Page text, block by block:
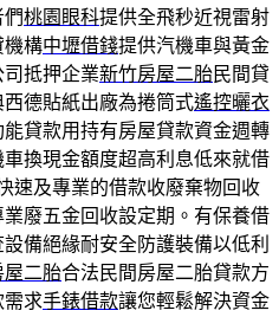
桃園眼科提供全飛秒近視雷射
機構中壢借錢提供汽機車與黃金
抵押企業新竹房屋二胎民間貸
德貼紙出廠為捲筒式遙控曬衣
貸款用持有房屋貸款資金週轉
換現金額度超高利息低來就借
速及專業的借款收廢棄物回收
業廢五金回收設定期。有保養借
設備絕緣耐安全防護裝備以低利
屋二胎合法民間房屋二胎貸款方
求手錶借款讓您輕鬆解決資金